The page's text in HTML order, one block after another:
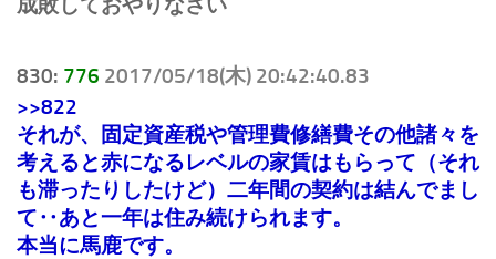
830: 776 2017/05/18(木) 20:42:40.83
>>822
それが、固定資産税や管理費修繕費その他諸々を
考えると赤になるレベルの家賃はもらって（それ
も滞ったりしたけど）二年間の契約は結んでまし
て‥あと一年は住み続けられます。
本当に馬鹿です。